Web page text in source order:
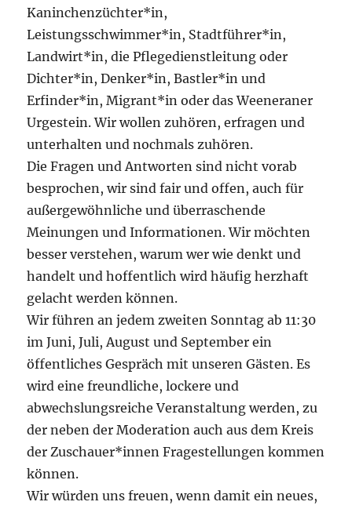
Kaninchenzüchter*in,
Leistungsschwimmer*in, Stadtführer*in,
Landwirt*in, die Pflegedienstleitung oder
Dichter*in, Denker*in, Bastler*in und
Erfinder*in, Migrant*in oder das Weeneraner
Urgestein. Wir wollen zuhören, erfragen und
unterhalten und nochmals zuhören.
Die Fragen und Antworten sind nicht vorab
besprochen, wir sind fair und offen, auch für
außergewöhnliche und überraschende
Meinungen und Informationen. Wir möchten
besser verstehen, warum wer wie denkt und
handelt und hoffentlich wird häufig herzhaft
gelacht werden können.
Wir führen an jedem zweiten Sonntag ab 11:30
im Juni, Juli, August und September ein
öffentliches Gespräch mit unseren Gästen. Es
wird eine freundliche, lockere und
abwechslungsreiche Veranstaltung werden, zu
der neben der Moderation auch aus dem Kreis
der Zuschauer*innen Fragestellungen kommen
können.
Wir würden uns freuen, wenn damit ein neues,